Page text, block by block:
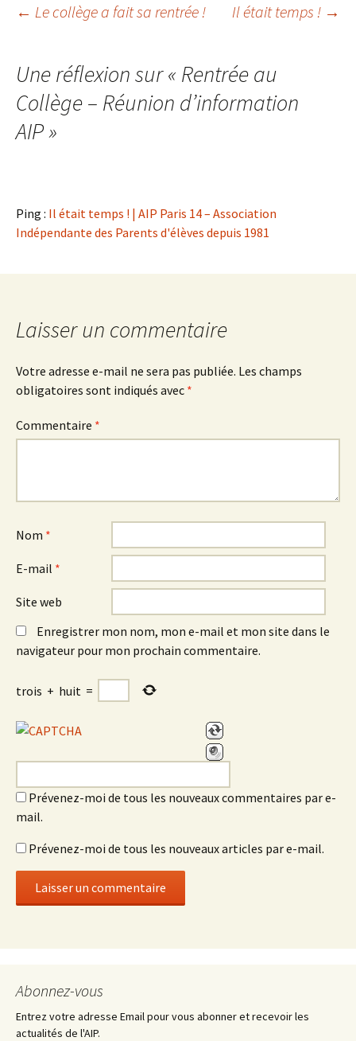
Navigation
des
articles
← Le collège a fait sa rentrée ! Il était temps ! →
Une réflexion sur « Rentrée au
Collège – Réunion d’information
AIP»
Ping : Il était temps ! | AIP Paris 14 – Association
Indépendante des Parents d'élèves depuis 1981
Laisser un commentaire
Votre adresse e-mail ne sera pas publiée. Les champs
obligatoires sont indiqués avec *
Commentaire *
Nom *
E-mail *
Site web
Enregistrer mon nom, mon e-mail et mon site dans le
navigateur pour mon prochain commentaire.
trois + huit =
Prévenez-moi de tous les nouveaux commentaires par e-
mail.
Prévenez-moi de tous les nouveaux articles par e-mail.
Abonnez-vous
Entrez votre adresse Email pour vous abonner et recevoir les
actualités de l'AIP.